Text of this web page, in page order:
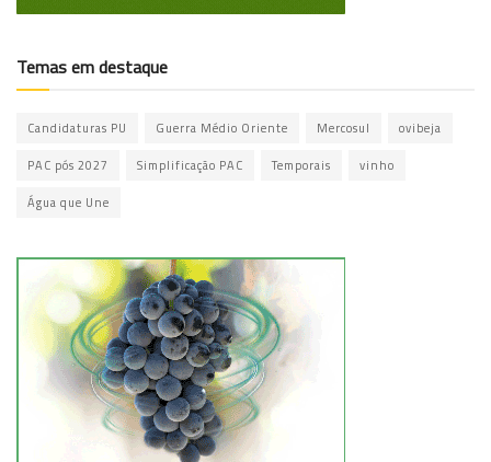
Temas em destaque
Candidaturas PU Guerra Médio Oriente Mercosul ovibeja
PAC pós 2027 Simplificação PAC Temporais vinho
Água que Une